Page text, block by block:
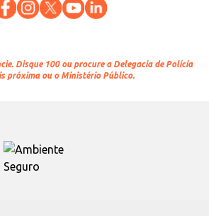
Disque 100 ou procure a Delegacia de Polícia
próxima ou o Ministério Público.